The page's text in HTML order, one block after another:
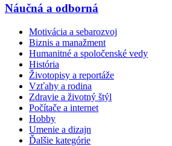
Náučná a odborná
Motivácia a sebarozvoj
Biznis a manažment
Humanitné a spoločenské vedy
História
Životopisy a reportáže
Vzťahy a rodina
Zdravie a životný štýl
Počítače a internet
Hobby
Umenie a dizajn
Ďalšie kategórie